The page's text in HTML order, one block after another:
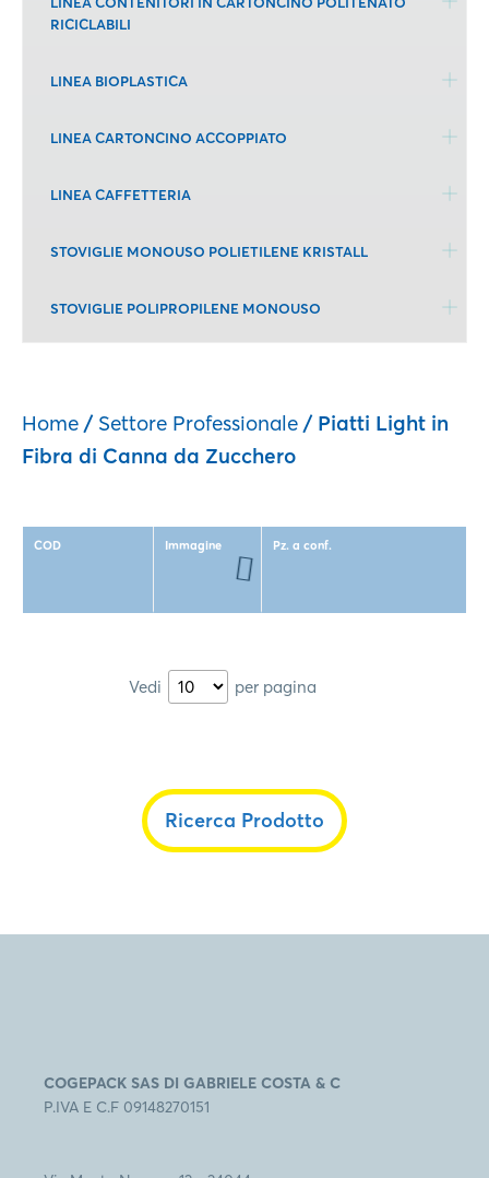
RICICLABILI
LINEA BIOPLASTICA
LINEA CARTONCINO ACCOPPIATO
LINEA CAFFETTERIA
STOVIGLIE MONOUSO POLIETILENE KRISTALL
STOVIGLIE POLIPROPILENE MONOUSO
Home / Settore Professionale / Piatti Light in
Fibra di Canna da Zucchero
COD Immagine Pz. a conf.
Vedi per pagina
Ricerca Prodotto
COGEPACK SAS DI GABRIELE COSTA & C
P.IVA E C.F 09148270151